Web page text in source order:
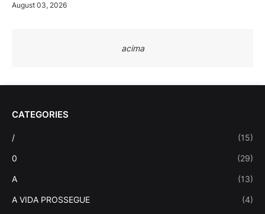
August 03, 2026
acima
CATEGORIES
/ (15)
0 (29)
A (13)
A VIDA PROSSEGUE (4)